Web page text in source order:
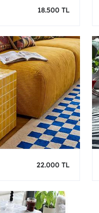
18.500 TL
22.000 TL